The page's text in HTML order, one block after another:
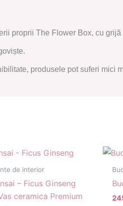
proprii The Flower Box, cu
produsele pot suferi mici
de interior
– Ficus Ginseng
ceramica Premium